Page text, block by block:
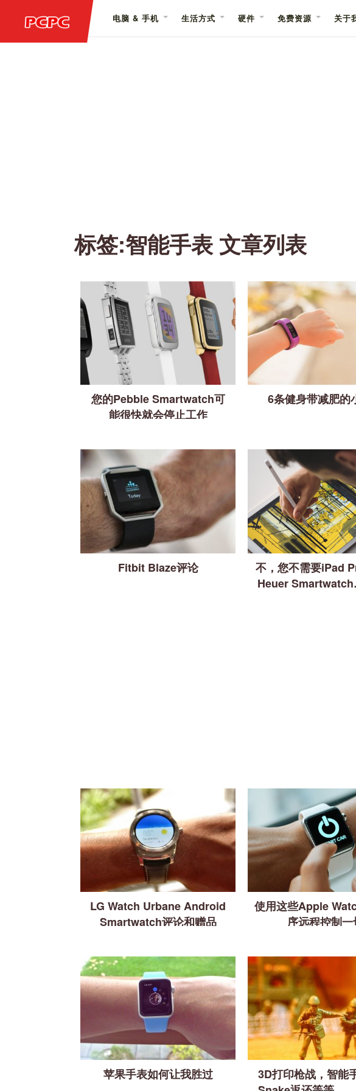
电脑 & 手机 生活方式 硬件 免费资源 关于
标签:智能手表 文章列表
您的Pebble Smartwatch可
能很快就会停止工作
6条健身带减肥的
Fitbit Blaze评论
不，您不需要iPad
Heuer
LG Watch Urbane Android
Smartwatch评论和赠品
使用这些Apple
序远程控制一
苹果手表如何让我胜过
3D打印枪战，智能